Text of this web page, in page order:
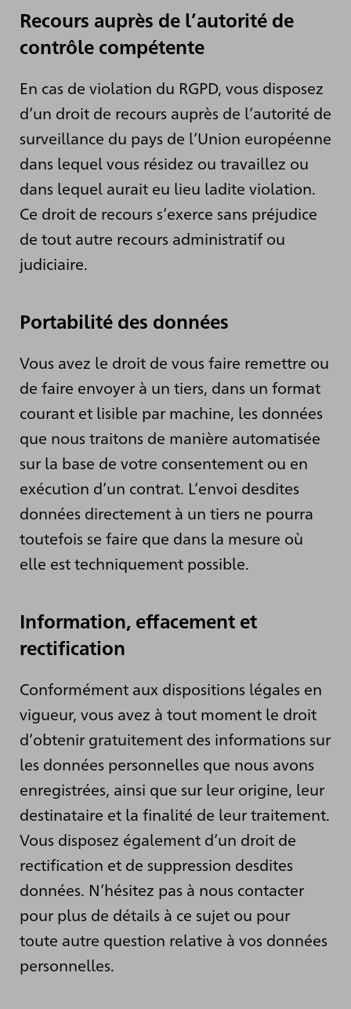
Recours auprès de l’autorité de
contrôle compétente
En cas de violation du RGPD, vous disposez
d’un droit de recours auprès de l’autorité de
surveillance du pays de l’Union européenne
dans lequel vous résidez ou travaillez ou
dans lequel aurait eu lieu ladite violation.
Ce droit de recours s’exerce sans préjudice
de tout autre recours administratif ou
judiciaire.
Portabilité des données
Vous avez le droit de vous faire remettre ou
de faire envoyer à un tiers, dans un format
courant et lisible par machine, les données
que nous traitons de manière automatisée
sur la base de votre consentement ou en
exécution d’un contrat. L’envoi desdites
données directement à un tiers ne pourra
toutefois se faire que dans la mesure où
elle est techniquement possible.
Information, effacement et
rectification
Conformément aux dispositions légales en
vigueur, vous avez à tout moment le droit
d’obtenir gratuitement des informations sur
les données personnelles que nous avons
enregistrées, ainsi que sur leur origine, leur
destinataire et la finalité de leur traitement.
Vous disposez également d’un droit de
rectification et de suppression desdites
données. N’hésitez pas à nous contacter
pour plus de détails à ce sujet ou pour
toute autre question relative à vos données
personnelles.